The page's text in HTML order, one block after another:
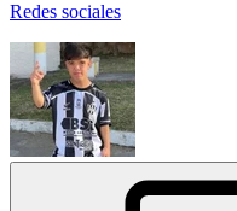
Redes sociales